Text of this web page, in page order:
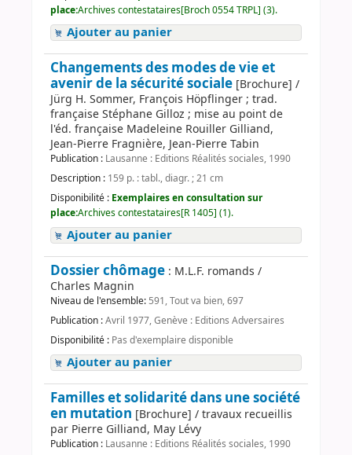
place:Archives contestataires[Broch 0554 TRPL] (3).
Ajouter au panier
Changements des modes de vie et
avenir de la sécurité sociale [Brochure] /
Jürg H. Sommer, François Höpflinger ; trad.
française Stéphane Gilloz ; mise au point de
l'éd. française Madeleine Rouiller Gilliand,
Jean-Pierre Fragnière, Jean-Pierre Tabin
Publication : Lausanne : Editions Réalités sociales, 1990
Description : 159 p. : tabl., diagr. ; 21 cm
Disponibilité : Exemplaires en consultation sur
place:Archives contestataires[R 1405] (1).
Ajouter au panier
Dossier chômage : M.L.F. romands /
Charles Magnin
Niveau de l'ensemble: 591, Tout va bien, 697
Publication :Avril 1977, Genève : Editions Adversaires
Disponibilité : Pas d'exemplaire disponible
Ajouter au panier
Familles et solidarité dans une société
en mutation [Brochure] / travaux recueillis
par Pierre Gilliand, May Lévy
Publication : Lausanne : Editions Réalités sociales, 1990